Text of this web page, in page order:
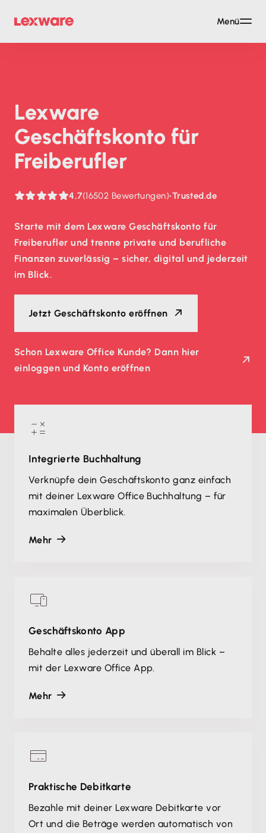
Lexware
Geschäftskonto für
Freiberufler
4,7(16502 Bewertungen)•Trusted.de
Starte mit dem Lexware Geschäftskonto für
Freiberufler und trenne private und berufliche
Finanzen zuverlässig – sicher, digital und jederzeit
im Blick.
Jetzt Geschäftskonto eröffnen
Schon Lexware Office Kunde? Dann hier
einloggen und Konto eröffnen
Integrierte Buchhaltung
Verknüpfe dein Geschäftskonto ganz einfach
mit deiner Lexware Office Buchhaltung – für
maximalen Überblick.
Mehr
Geschäftskonto App
Behalte alles jederzeit und überall im Blick –
mit der Lexware Office App.
Mehr
Praktische Debitkarte
Bezahle mit deiner Lexware Debitkarte vor
Ort und die Beträge werden automatisch von
Menü